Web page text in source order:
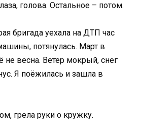
голова. Остальное – потом.
бригада уехала на ДТП час
потянулась. Март в
весна. Ветер мокрый, снег
Я поёжилась и зашла в
грела руки о кружку.